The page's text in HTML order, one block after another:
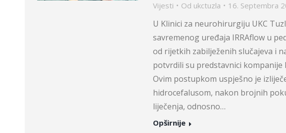
Vijesti Od ukctuzla 16. Septembra
U Klinici za neurohirurgiju UKC
savremenog uređaja IRRAflow u
od rijetkih zabilježenih slučajeva i
potvrdili su predstavnici
Ovim postupkom uspješno je
hidrocefalusom, nakon brojnih
liječenja, odnosno…
Opširnije